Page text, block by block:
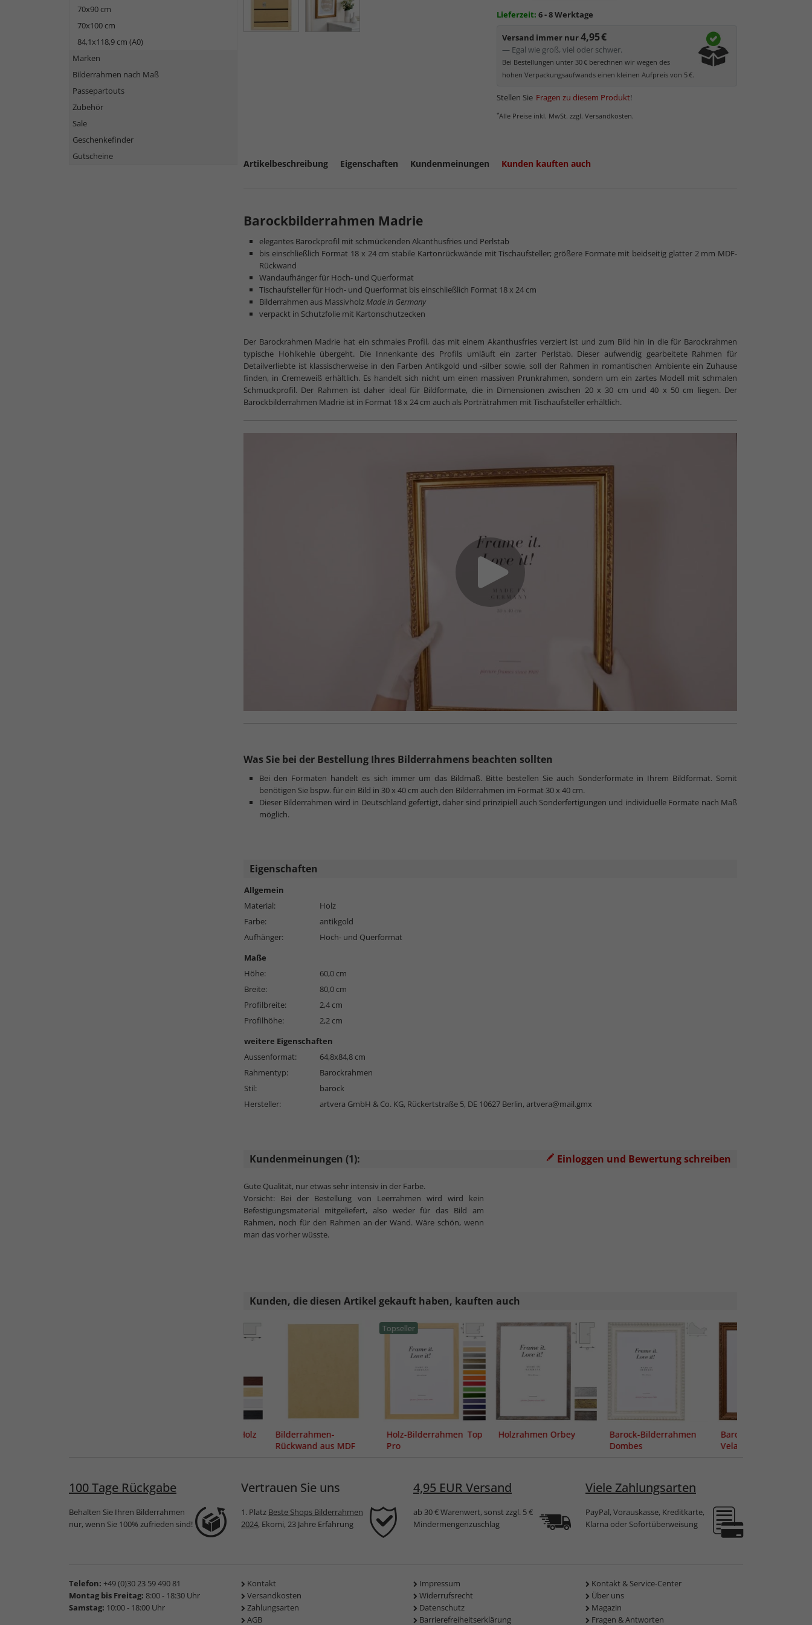
Schutz des Bildes.
Normalglas hat eine leichte Grünfärbung
, wodurch es im
Bereich der Weißtöne zu einem dezenten Grünschimmer
kommt. Für Bilder mit hellen Farben empfehlen wir Kunst- oder
Museumsglas.
mehr zum Normalglas
Lieferzeit: 6 - 8 Werktage
Versand immer nur4,95 €
— Egal wie groß, viel oder schwer.
Bei Bestellungen unter 30 € berechnen wir wegen des
hohen Verpackungsaufwands einen kleinen Aufpreis von 5 €.
Stellen Sie Fragen zu diesem Produkt!
*Alle Preise inkl. MwSt. zzgl. Versandkosten.
Artikelbeschreibung Eigenschaften Kundenmeinungen Kunden kauften auch
Barockbilderrahmen Madrie
elegantes Barockprofil mit schmückenden Akanthusfries und Perlstab
bis einschließlich Format 18 x 24 cm stabile Kartonrückwände mit Tischaufsteller; größere Formate mit beidseitig glatter 2 mm MDF-
Rückwand
Wandaufhänger für Hoch- und Querformat
Tischaufsteller für Hoch- und Querformat bis einschließlich Format 18 x 24 cm
Bilderrahmen aus MassivholzMade in Germany
verpackt in Schutzfolie mit Kartonschutzecken
Der Barockrahmen Madrie hat ein schmales Profil, das mit einem Akanthusfries verziert ist und zum Bild hin in die für Barockrahmen
typische Hohlkehle übergeht. Die Innenkante des Profils umläuft ein zarter Perlstab. Dieser aufwendig gearbeitete Rahmen für
Detailverliebte ist klassischerweise in den Farben Antikgold und -silber sowie, soll der Rahmen in romantischen Ambiente ein Zuhause
finden, in Cremeweiß erhältlich. Es handelt sich nicht um einen massiven Prunkrahmen, sondern um ein zartes Modell mit schmalen
Schmuckprofil. Der Rahmen ist daher ideal für Bildformate, die in Dimensionen zwischen 20 x 30 cm und 40 x 50 cm liegen. Der
Barockbilderrahmen Madrie ist in Format 18 x 24 cm auch als Porträtrahmen mit Tischaufsteller erhältlich.
Was Sie bei der Bestellung Ihres Bilderrahmens beachten sollten
Bei den Formaten handelt es sich immer um das Bildmaß. Bitte bestellen Sie auch Sonderformate in Ihrem Bildformat. Somit
benötigen Sie bspw. für ein Bild in 30 x 40 cm auch den Bilderrahmen im Format 30 x 40 cm.
Dieser Bilderrahmen wird in Deutschland gefertigt, daher sind prinzipiell auch Sonderfertigungen und individuelle Formate nach Maß
möglich.
Eigenschaften
Allgemein
Material:
Holz
Farbe:
antikgold
Aufhänger:
Hoch- und Querformat
Maße
Höhe:
60,0 cm
Breite:
80,0 cm
Profilbreite:
2,4 cm
Profilhöhe:
2,2 cm
weitere Eigenschaften
Aussenformat:
64,8x84,8 cm
Rahmentyp:
Barockrahmen
Stil:
barock
Hersteller:
artvera GmbH & Co. KG, Rückertstraße 5, DE 10627 Berlin,artvera@mail.gmx
Kundenmeinungen (1): Einloggen und Bewertung schreiben
Gute Qualität, nur etwas sehr intensiv in der Farbe.
Vorsicht: Bei der Bestellung von Leerrahmen wird wird kein
Befestigungsmaterial mitgeliefert, also weder für das Bild am
Rahmen, noch für den Rahmen an der Wand. Wäre schön, wenn
man das vorher wüsste.
Kunden, die diesen Artikel gekauft haben, kauften auch
Spar-Rahmen aus Holz
Bilderrahmen-
Rückwand aus MDF
Topseller
Holz-Bilderrahmen Top
Pro
Holzrahmen Orbey
Barock-Bilderrahmen
Dombes
Barock-Bilderrahmen
Velay
70x90 cm
70x100 cm
84,1x118,9 cm (A0)
Marken
Bilderrahmen nach Maß
Passepartouts
Zubehör
Sale
Geschenkefinder
Gutscheine
100 Tage Rückgabe
Behalten Sie Ihren Bilderrahmen
nur, wenn Sie 100% zufrieden sind!
Vertrauen Sie uns
1. Platz Beste Shops Bilderrahmen
2024, Ekomi, 23 Jahre Erfahrung
4,95 EUR Versand
ab 30 € Warenwert, sonst zzgl. 5 €
Mindermengenzuschlag
Viele Zahlungsarten
PayPal, Vorauskasse, Kreditkarte,
Klarna oder Sofortüberweisung
Telefon: +49 (0)30 23 59 490 81
Montag bis Freitag: 8:00 - 18:30 Uhr
Samstag: 10:00 - 18:00 Uhr
Kontakt
Versandkosten
Zahlungsarten
AGB
Impressum
Widerrufsrecht
Datenschutz
Barrierefreiheitserklärung
Kontakt & Service-Center
Über uns
Magazin
Fragen & Antworten